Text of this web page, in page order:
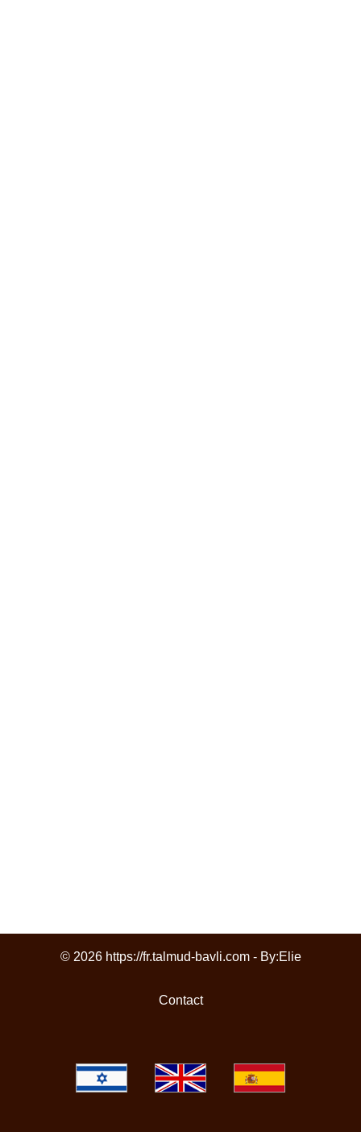
© 2026 https://fr.talmud-bavli.com - By:Elie
Contact